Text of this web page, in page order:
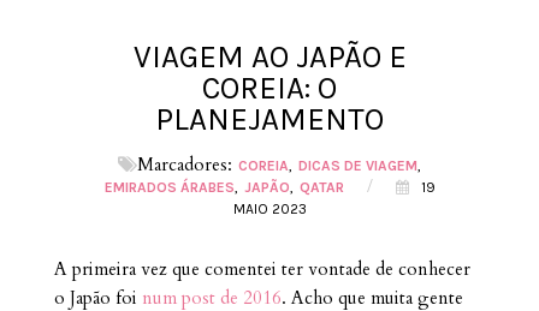
VIAGEM AO JAPÃO E
COREIA: O
PLANEJAMENTO
Marcadores: COREIA
DICAS DE VIAGEM
EMIRADOS ÁRABES
JAPÃO QATAR /
19
MAIO 2023
A primeira vez que comentei ter vontade de conhecer
o Japão foi num post de 2016. Acho que muita gente